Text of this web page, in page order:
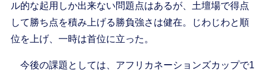
ル的な起用しか出来ない問題点はあるが、土壇場で得点
して勝ち点を積み上げる勝負強さは健在。じわじわと順
位を上げ、一時は首位に立った。
今後の課題としては、アフリカネーションズカップで1